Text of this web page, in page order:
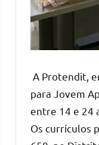
A Protendit,
para Jovem
entre 14 e 24
Os currículos